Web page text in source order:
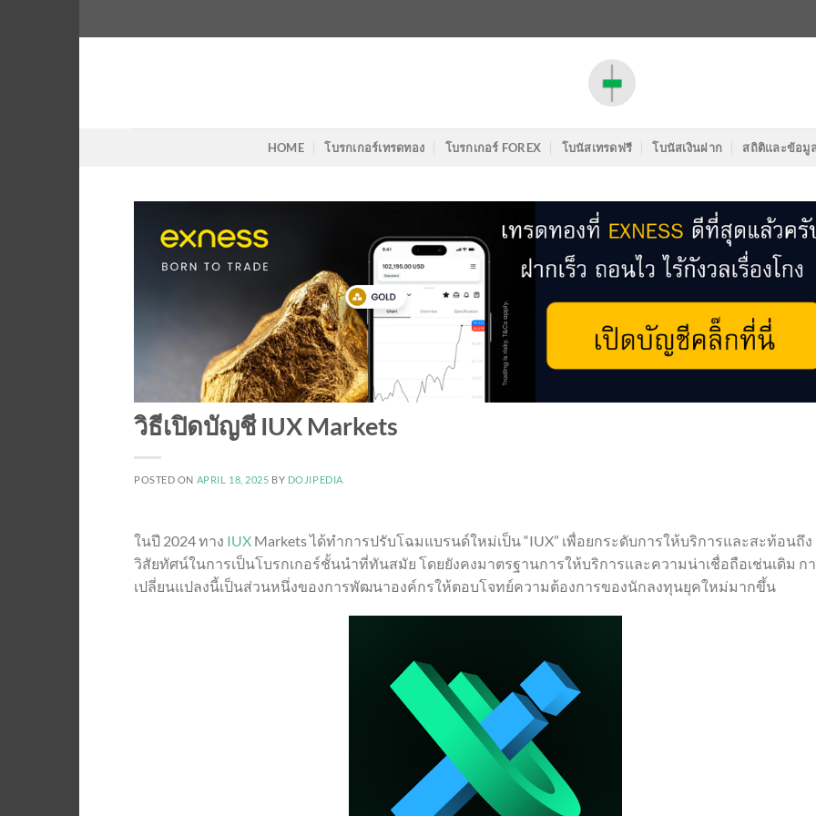
to
HOME โบรกเกอร์เทรดทอง โบรกเกอร์ FOREX โบนัสเทรดฟรี โบนัสเงินฝาก สถิติและข้อมู
วิธีเปิดบัญชี IUX Markets
POSTED ON APRIL 18, 2025 BY DOJIPEDIA
ในปี 2024 ทาง IUX Markets ได้ทำการปรับโฉมแบรนด์ใหม่เป็น “IUX” เพื่อยกระดับการให้บริการและสะท้อนถึง
วิสัยทัศน์ในการเป็นโบรกเกอร์ชั้นนำที่ทันสมัย โดยยังคงมาตรฐานการให้บริการและความน่าเชื่อถือเช่นเดิม ก
เปลี่ยนแปลงนี้เป็นส่วนหนึ่งของการพัฒนาองค์กรให้ตอบโจทย์ความต้องการของนักลงทุนยุคใหม่มากขึ้น